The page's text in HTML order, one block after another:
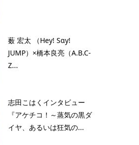
薮 宏太 （Hey! Sɑy!
JUMP）×橋本良亮（A.B.C-
Z...
志田こはくインタビュー
『アケチコ！～蒸気の黒ダ
イヤ、あるいは狂気の...